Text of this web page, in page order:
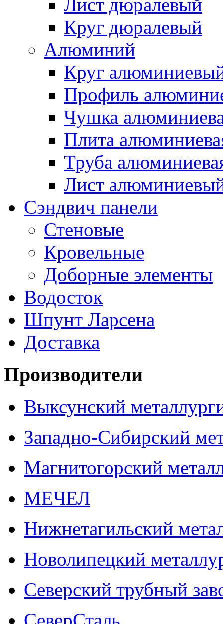
Лист дюралевый
Круг дюралевый
Алюминий
Круг
Профиль
Чушка
Плита
Труба
Лист
Сэндвич панели
Стеновые
Кровельные
Доборные элементы
Водосток
Шпунт Ларсена
Доставка
Производители
Выксунский
Западно-Сибирский
Магнитогорский
МЕЧЕЛ
Нижнетагильский
Новолипецкий
Северский трубный